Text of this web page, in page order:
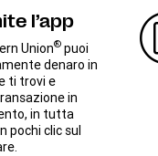
l’app
Union® puoi
denaro in
ti trovi e
in
in tutta
pochi clic sul